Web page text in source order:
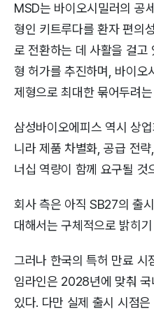
MSD는 바이오시밀러의 공
형인 키트루다를 환자 편의
로 전환하는 데 사활을 걸고
형 허가를 추진하며, 바이오
제형으로 최대한 묶어두려
삼성바이오에피스 역시 상
니라 제품 차별화, 공급 전
너십 역량이 함께 요구될 것
회사 측은 아직 SB27의 출
대해서는 구체적으로 밝히
그러나 한국의 특허 만료 시
임라인은 2028년에 맞춰
있다. 다만 실제 출시 시점